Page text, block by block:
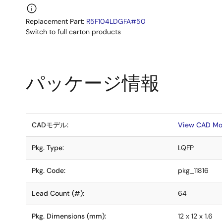
Replacement Part: R5F104LDGFA#50
Switch to full carton products
パッケージ情報
CADモデル: View CAD
Pkg. Type: LQFP
Pkg. Code: pkg_11816
Lead Count (#): 64
Pkg. Dimensions (mm): 12 x 12 x 1.6